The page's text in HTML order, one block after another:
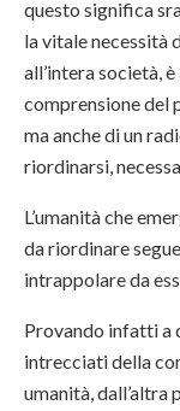
questo significa
la vitale necessità
all’intera società,
comprensione del
ma anche di un
riordinarsi,
L’umanità che
da riordinare
intrappolare da
Provando infatti a
intrecciati della
umanità, dall’altra